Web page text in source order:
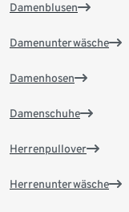
Damenblusen
Damenunterwäsche
Damenhosen
Damenschuhe
Herrenpullover
Herrenunterwäsche